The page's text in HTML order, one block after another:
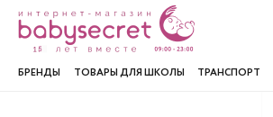
БРЕНДЫ ТОВАРЫ ДЛЯ ШКОЛЫ ТРАНСПОРТ